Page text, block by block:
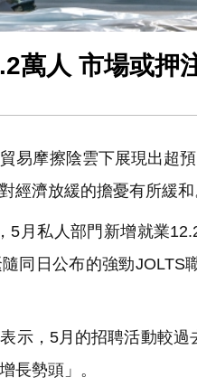
萬人 市場或押
易摩擦陰雲下展現出超
經濟放緩的擔憂有所緩和
月私人部門新增就業
同日公布的強勁JOLTS
示，5月的招聘活動較
長勢頭」。